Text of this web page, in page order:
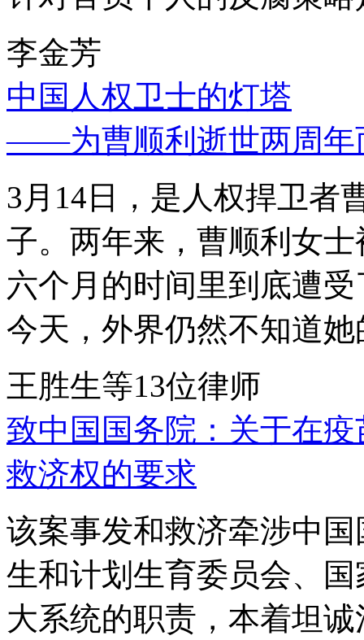
李金芳
中国人权卫士的灯塔
——为曹顺利逝世两周年
3月14日，是人权捍卫者
子。两年来，曹顺利女
六个月的时间里到底遭
今天，外界仍然不知道
王胜生等13位律师
致中国国务院：关于在
救济权的要求
该案事发和救济牵涉中
生和计划生育委员会、
大系统的职责，本着坦